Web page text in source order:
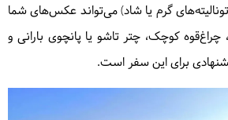
گرم یا شاد) می‌تواند عکس‌های شما
چراغ‌قوه کوچک، چتر تاشو یا پانچوی بارانی و
برای این سفر است.